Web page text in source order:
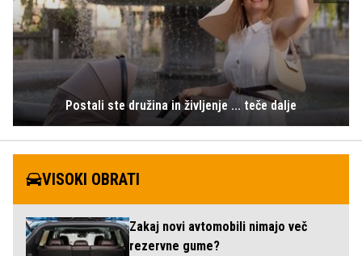
Postali ste družina in življenje ... teče dalje
VISOKI OBRATI
Zakaj novi avtomobili nimajo več
rezervne gume?